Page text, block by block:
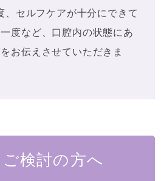
、セルフケアが十分にできて
度など、口腔内の状態にあ
お伝えさせていただきま
検討の方へ